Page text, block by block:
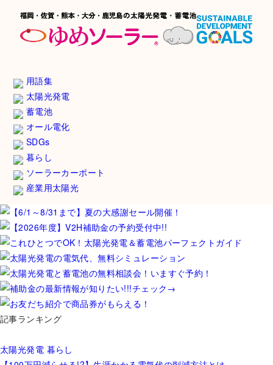
用語集
太陽光発電
蓄電池
オール電化
SDGs
暮らし
ソーラーカーポート
産業用太陽光
記事ランキング
太陽光発電 暮らし